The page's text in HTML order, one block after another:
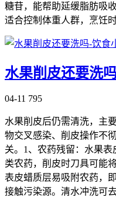
糖苷，能帮助延缓脂肪吸
适合控制体重人群，烹饪
水果削皮还要洗
04-11 795
水果削皮后仍需清洗，主
物交叉感染、削皮操作不
关。1、农药残留：水果
类农药，削皮时刀具可能
表皮蜡质层易吸附农药，
接触污染源。清水冲洗可